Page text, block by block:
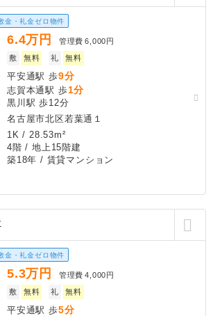
金・礼金ゼロ物件
6.4万円 管理費 6,000円
敷
無料 礼 無料
平安通駅 歩9分
志賀本通駅 歩1分
黒川駅 歩12分
名古屋市北区若葉通１
1K / 28.53m²
4階 / 地上15階建
築18年 / 賃貸マンション
金・礼金ゼロ物件
5.3万円 管理費 4,000円
敷
無料 礼 無料
平安通駅 歩5分